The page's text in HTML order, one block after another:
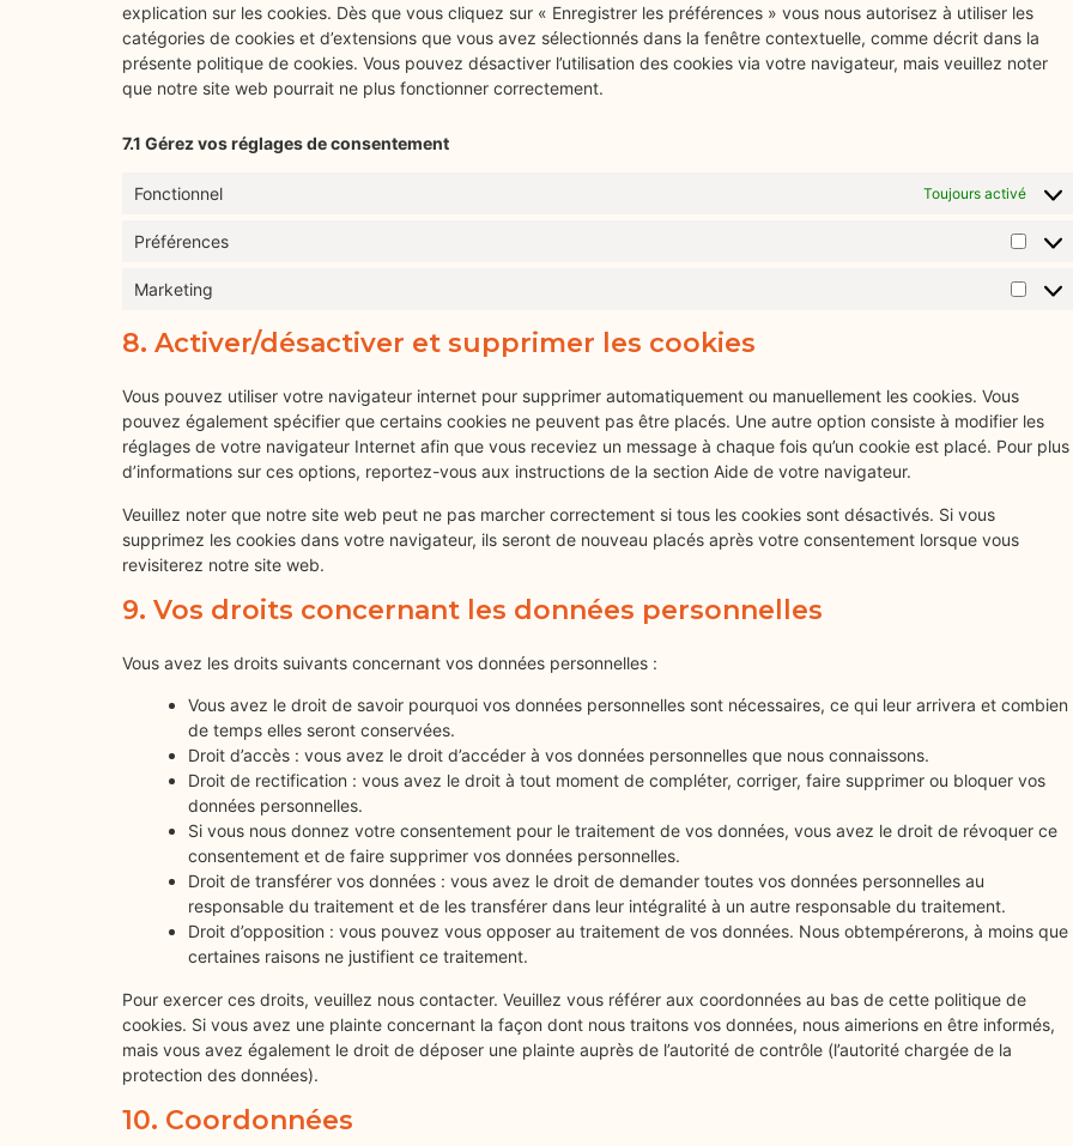
explication sur les cookies. Dès que vous cliquez sur « Enregistrer les préférences » vous nous autorisez à utiliser les
catégories de cookies et d’extensions que vous avez sélectionnés dans la fenêtre contextuelle, comme décrit dans la
présente politique de cookies. Vous pouvez désactiver l’utilisation des cookies via votre navigateur, mais veuillez noter
que notre site web pourrait ne plus fonctionner correctement.
7.1 Gérez vos réglages de consentement
Fonctionnel Toujours activé
Préférences
Marketing
8. Activer/désactiver et supprimer les cookies
Vous pouvez utiliser votre navigateur internet pour supprimer automatiquement ou manuellement les cookies. Vous
pouvez également spécifier que certains cookies ne peuvent pas être placés. Une autre option consiste à modifier les
réglages de votre navigateur Internet afin que vous receviez un message à chaque fois qu’un cookie est placé. Pour plus
d’informations sur ces options, reportez-vous aux instructions de la section Aide de votre navigateur.
Veuillez noter que notre site web peut ne pas marcher correctement si tous les cookies sont désactivés. Si vous
supprimez les cookies dans votre navigateur, ils seront de nouveau placés après votre consentement lorsque vous
revisiterez notre site web.
9. Vos droits concernant les données personnelles
Vous avez les droits suivants concernant vos données personnelles :
Vous avez le droit de savoir pourquoi vos données personnelles sont nécessaires, ce qui leur arrivera et combien
de temps elles seront conservées.
Droit d’accès : vous avez le droit d’accéder à vos données personnelles que nous connaissons.
Droit de rectification : vous avez le droit à tout moment de compléter, corriger, faire supprimer ou bloquer vos
données personnelles.
Si vous nous donnez votre consentement pour le traitement de vos données, vous avez le droit de révoquer ce
consentement et de faire supprimer vos données personnelles.
Droit de transférer vos données : vous avez le droit de demander toutes vos données personnelles au
responsable du traitement et de les transférer dans leur intégralité à un autre responsable du traitement.
Droit d’opposition : vous pouvez vous opposer au traitement de vos données. Nous obtempérerons, à moins que
certaines raisons ne justifient ce traitement.
Pour exercer ces droits, veuillez nous contacter. Veuillez vous référer aux coordonnées au bas de cette politique de
cookies. Si vous avez une plainte concernant la façon dont nous traitons vos données, nous aimerions en être informés,
mais vous avez également le droit de déposer une plainte auprès de l’autorité de contrôle (l’autorité chargée de la
protection des données).
10. Coordonnées